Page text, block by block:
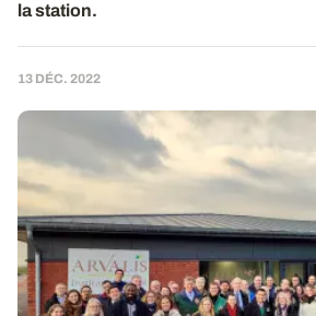
la station.
13 DÉC. 2022